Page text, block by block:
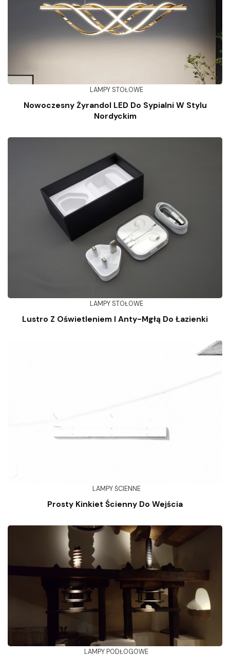
LAMPY STOŁOWE
Nowoczesny Żyrandol LED Do Sypialni W Stylu
Nordyckim
LAMPY STOŁOWE
Lustro Z Oświetleniem I Anty-Mgłą Do Łazienki
LAMPY ŚCIENNE
Prosty Kinkiet Ścienny Do Wejścia
LAMPY PODŁOGOWE